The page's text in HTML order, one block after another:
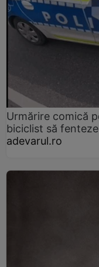
Urmărire comică
biciclist să
adevarul.ro